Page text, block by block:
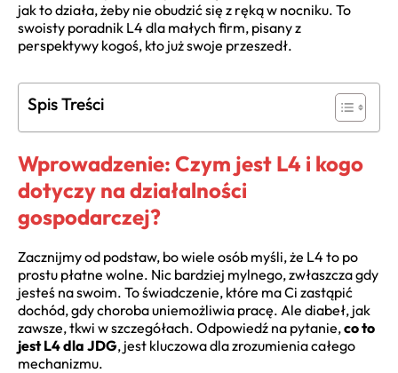
jak to działa, żeby nie obudzić się z ręką w nocniku. To
swoisty poradnik L4 dla małych firm, pisany z
perspektywy kogoś, kto już swoje przeszedł.
Spis Treści
Wprowadzenie: Czym jest L4 i kogo
dotyczy na działalności
gospodarczej?
Zacznijmy od podstaw, bo wiele osób myśli, że L4 to po
prostu płatne wolne. Nic bardziej mylnego, zwłaszcza gdy
jesteś na swoim. To świadczenie, które ma Ci zastąpić
dochód, gdy choroba uniemożliwia pracę. Ale diabeł, jak
zawsze, tkwi w szczegółach. Odpowiedź na pytanie,co to
jest L4 dla JDG, jest kluczowa dla zrozumienia całego
mechanizmu.